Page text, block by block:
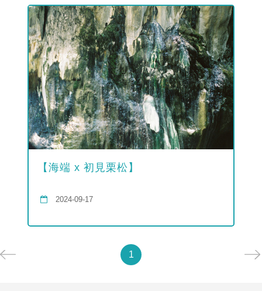
【海端 x 初見栗松】
2024-09-17
1